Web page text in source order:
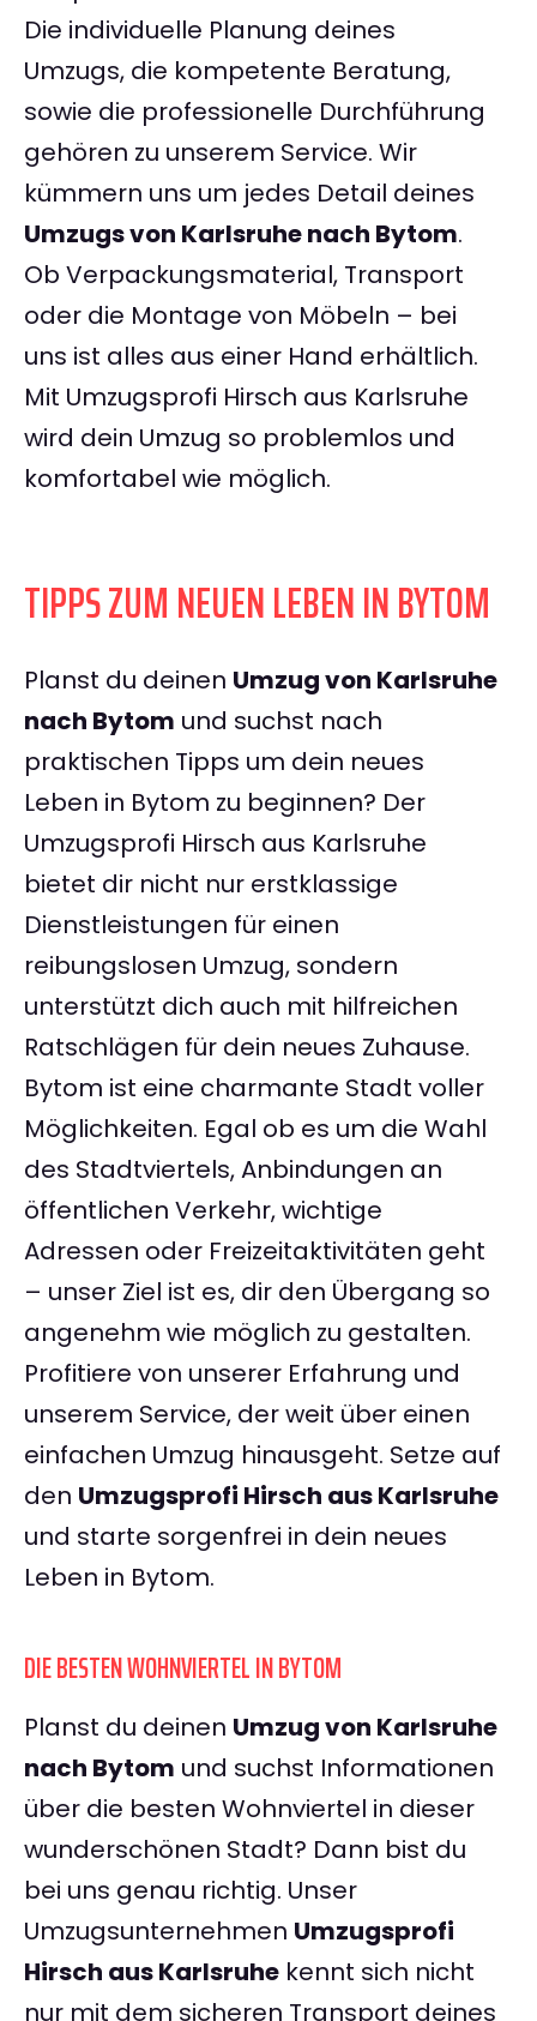
Die individuelle Planung deines
Umzugs, die kompetente Beratung,
sowie die professionelle Durchführung
gehören zu unserem Service. Wir
kümmern uns um jedes Detail deines
Umzugs von Karlsruhe nach Bytom.
Ob Verpackungsmaterial, Transport
oder die Montage von Möbeln – bei
uns ist alles aus einer Hand erhältlich.
Mit Umzugsprofi Hirsch aus Karlsruhe
wird dein Umzug so problemlos und
komfortabel wie möglich.
TIPPS ZUM NEUEN LEBEN IN BYTOM
Planst du deinen Umzug von Karlsruhe
nach Bytom und suchst nach
praktischen Tipps um dein neues
Leben in Bytom zu beginnen? Der
Umzugsprofi Hirsch aus Karlsruhe
bietet dir nicht nur erstklassige
Dienstleistungen für einen
reibungslosen Umzug, sondern
unterstützt dich auch mit hilfreichen
Ratschlägen für dein neues Zuhause.
Bytom ist eine charmante Stadt voller
Möglichkeiten. Egal ob es um die Wahl
des Stadtviertels, Anbindungen an
öffentlichen Verkehr, wichtige
Adressen oder Freizeitaktivitäten geht
– unser Ziel ist es, dir den Übergang so
angenehm wie möglich zu gestalten.
Profitiere von unserer Erfahrung und
unserem Service, der weit über einen
einfachen Umzug hinausgeht. Setze auf
den Umzugsprofi Hirsch aus Karlsruhe
und starte sorgenfrei in dein neues
Leben in Bytom.
DIE BESTEN WOHNVIERTEL IN BYTOM
Planst du deinen Umzug von Karlsruhe
nach Bytom und suchst Informationen
über die besten Wohnviertel in dieser
wunderschönen Stadt? Dann bist du
bei uns genau richtig. Unser
Umzugsunternehmen Umzugsprofi
Hirsch aus Karlsruhe kennt sich nicht
nur mit dem sicheren Transport deines